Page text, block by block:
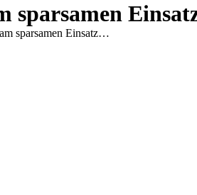
sparsamen
sparsamen Einsatz…